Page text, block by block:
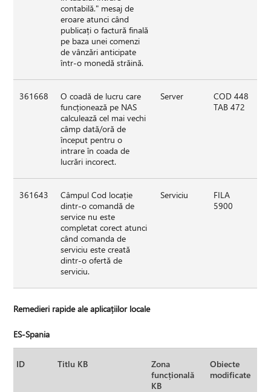
contabilă." mesaj de
eroare atunci când
publicați o factură finală
pe baza unei comenzi
de vânzări anticipate
într-o monedă străină.
361668
O coadă de lucru care
funcționează pe NAS
calculează cel mai vechi
câmp dată/oră de
început pentru o
intrare în coada de
lucrări incorect.
Server
COD 448
TAB 472
361643
Câmpul Cod locație
dintr-o comandă de
service nu este
completat corect atunci
când comanda de
serviciu este creată
dintr-o ofertă de
serviciu.
Serviciu
FILA
5900
Remedieri rapide ale aplicațiilor locale
ES-Spania
ID Titlu KB
Zona
funcțională
KB
Obiecte
modificate